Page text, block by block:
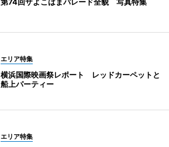
第74回ザよこはまパレード全貌 写真特集
エリア特集
横浜国際映画祭レポート レッドカーペットと
船上パーティー
エリア特集